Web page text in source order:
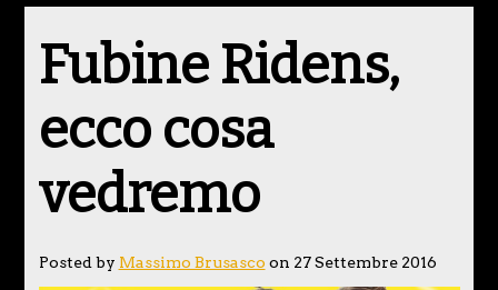
Fubine Ridens,
ecco cosa
vedremo
Posted by Massimo Brusasco on 27 Settembre 2016